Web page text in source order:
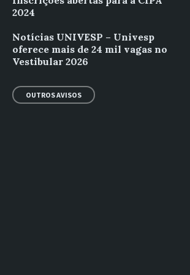
2024
Notícias UNIVESP – Univesp
oferece mais de 24 mil vagas no
Vestibular 2026
OUTROS AVISOS